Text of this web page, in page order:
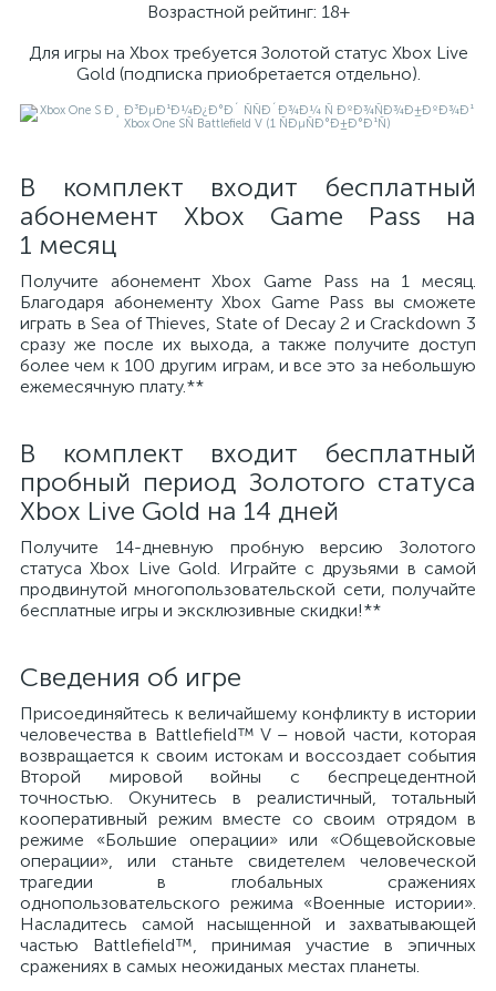
Возрастной рейтинг: 18+
Для игры на Xbox требуется Золотой статус Xbox Live
Gold (подписка приобретается отдельно).
В комплект входит бесплатный
абонемент Xbox Game Pass на
1 месяц
Получите абонемент Xbox Game Pass на 1 месяц.
Благодаря абонементу Xbox Game Pass вы сможете
играть в Sea of Thieves, State of Decay 2 и Crackdown 3
сразу же после их выхода, а также получите доступ
более чем к 100 другим играм, и все это за небольшую
ежемесячную плату.**
В комплект входит бесплатный
пробный период Золотого статуса
Xbox Live Gold на 14 дней
Получите 14-дневную пробную версию Золотого
статуса Xbox Live Gold. Играйте с друзьями в самой
продвинутой многопользовательской сети, получайте
бесплатные игры и эксклюзивные скидки!**
Сведения об игре
Присоединяйтесь к величайшему конфликту в истории
человечества в Battlefield™ V – новой части, которая
возвращается к своим истокам и воссоздает события
Второй мировой войны с беспрецедентной
точностью. Окунитесь в реалистичный, тотальный
кооперативный режим вместе со своим отрядом в
режиме «Большие операции» или «Общевойсковые
операции», или станьте свидетелем человеческой
трагедии в глобальных сражениях
однопользовательского режима «Военные истории».
Насладитесь самой насыщенной и захватывающей
частью Battlefield™, принимая участие в эпичных
сражениях в самых неожиданых местах планеты.